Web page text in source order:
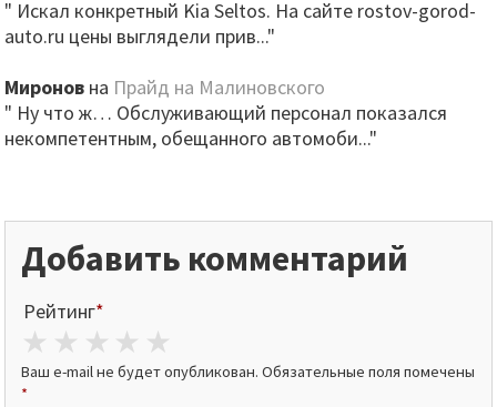
" Искал конкретный Kia Seltos. На сайте rostov-gorod-
auto.ru цены выглядели прив..."
Миронов на Прайд на Малиновского
" Ну что ж… Обслуживающий персонал показался
некомпетентным, обещанного автомоби..."
Добавить комментарий
Рейтинг*
4 stars
3 stars
2 stars
1 star
Ваш e-mail не будет опубликован. Обязательные поля помечены
*